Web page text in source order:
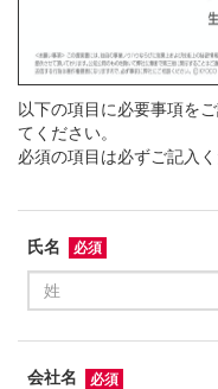
以下の項目に必要事項を
てください。
必須の項目は必ずご記入く
氏名
会社名